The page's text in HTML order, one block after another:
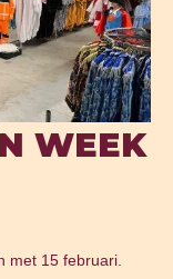
WEEK
met 15 februari.